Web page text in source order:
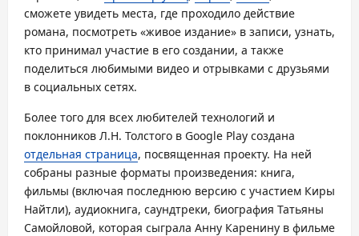
сможете увидеть места, где проходило действие
романа, посмотреть «живое издание» в записи, узнать,
кто принимал участие в его создании, а также
поделиться любимыми видео и отрывками с друзьями
в социальных сетях.
Более того для всех любителей технологий и
поклонников Л.Н. Толстого в Google Play создана
отдельная страница, посвященная проекту. На ней
собраны разные форматы произведения: книга,
фильмы (включая последнюю версию с участием Киры
Найтли), аудиокнига, саундтреки, биография Татьяны
Самойловой, которая сыграла Анну Каренину в фильме